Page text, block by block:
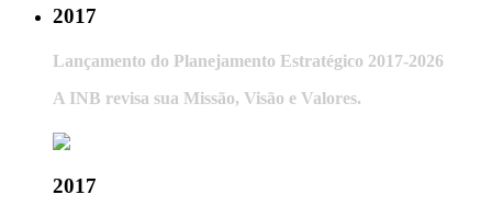
2017
Lançamento do Planejamento Estratégico 2017-2026
A INB revisa sua Missão, Visão e Valores.
2017